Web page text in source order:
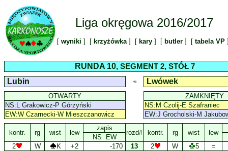
Liga okręgowa 2016/2017
[ wyniki ] [ krzyżówka ] [ kary ] [ butler ] [ tabela VP
RUNDA 10, SEGMENT 2, STÓŁ 7
Lubin VS Lwówek
OTWARTY
ZAMKNIĘTY
NS:L Grakowicz-P Górzyński
NS:M Czolij-E Szafraniec
EW:W Czarnecki-W Mieszczanowicz
EW:J Grocholski-M
kontr. rg wist lew
zapis
rozd# kontr. rg wist lew
NS EW
2
W K +2 -170 13 2 W 5
=